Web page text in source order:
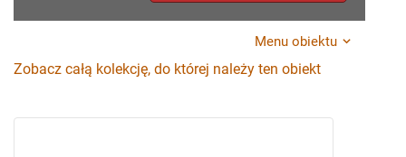
Menu obiektu
Zobacz całą kolekcję, do której należy ten obiekt